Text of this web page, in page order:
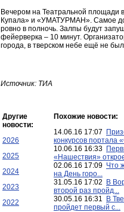
Вечером на Театральной площади
Купала» и «УМАТУРМАН». Самое
ровно в полночь. Залпы будут
фейерверка – 10 минут.
города, в тверском небе ещё не
Источник: ТИА
Другие
новости:
2026
2025
2024
2023
2022
Похожие новости:
14.06.16 17:07
конкурсов портала
10.06.16 16:33
«Нашествия»
02.06.16 17:09 Что
на День горо...
31.05.16 17:02
В
второй раз пройд...
30.05.16 16:31
В
пройдет первый с...